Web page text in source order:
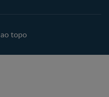
topo